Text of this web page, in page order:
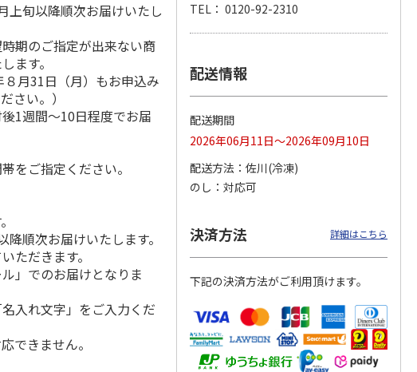
＜お中元＞＜大和養
魚＞浜名湖うなぎ蒲
焼４本
(送料・税込)
＜お中元＞レンジで
簡単焼魚 ５切セッ
ト
(送料・税込)
呼子朝市ひもの詰合
4.5（8）
(送料・税込)
＜お中元＞愛知三河
5.0（1）
上旬以降順次お届けいたし
期のご指定が出来ない商
ます。
月31日（月）もお申込み
さい。）
1週間～10日程度でお届
をご指定ください。
順次お届けいたします。
ただきます。
」でのお届けとなりま
入れ文字」をご入力くだ
できません。
TEL： 0120-92-2310
配送情報
配送期間
2026年06月11日～2026年09月10日
配送方法
佐川(冷凍)
のし
対応可
決済方法 詳細はこちら
下記の決済方法がご利用頂けます。